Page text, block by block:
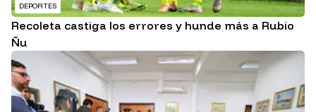
DEPORTES
Recoleta castiga los errores y hunde más a Rubio
Ñu